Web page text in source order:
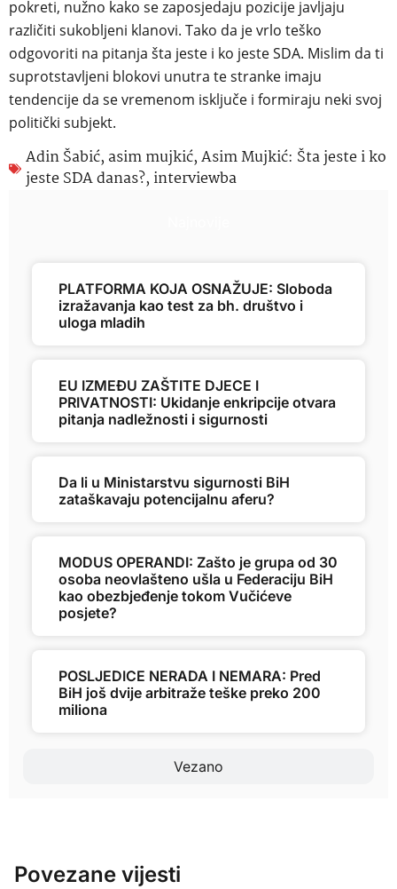
pokreti, nužno kako se zaposjedaju pozicije javljaju
različiti sukobljeni klanovi. Tako da je vrlo teško
odgovoriti na pitanja šta jeste i ko jeste SDA. Mislim da ti
suprotstavljeni blokovi unutra te stranke imaju
tendencije da se vremenom isključe i formiraju neki svoj
politički subjekt.
Adin Šabić, asim mujkić,Asim Mujkić: Šta jeste i ko
jeste SDA danas?, interviewba
Vezano
PLATFORMA KOJA OSNAŽUJE: Sloboda
izražavanja kao test za bh. društvo i
uloga mladih
EU IZMEĐU ZAŠTITE DJECE I
PRIVATNOSTI: Ukidanje enkripcije otvara
pitanja nadležnosti i sigurnosti
Da li u Ministarstvu sigurnosti BiH
zataškavaju potencijalnu aferu?
MODUS OPERANDI: Zašto je grupa od 30
osoba neovlašteno ušla u Federaciju BiH
kao obezbjeđenje tokom Vučićeve
posjete?
POSLJEDICE NERADA I NEMARA: Pred
BiH još dvije arbitraže teške preko 200
miliona
Povezane vijesti